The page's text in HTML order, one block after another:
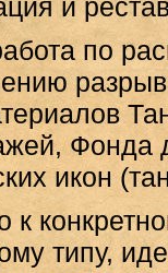
и
по
Фонда
икон
к
типу,